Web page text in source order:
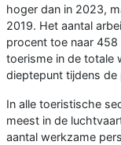
hoger dan in 2023,
2019. Het aantal
procent toe naar
toerisme in de totale
dieptepunt tijdens
In alle toeristische
meest in de
aantal werkzame